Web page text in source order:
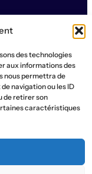
des technologies
aux informations des
nous permettra de
navigation ou les ID
de retirer son
caractéristiques
La Ruche